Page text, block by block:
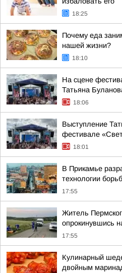
18:25
Почему еда
нашей жизни?
18:10
На сцене
Татьяна
18:06
Выступление
фестивале
18:01
В Прикамье
технологии
17:55
Житель
опрокинувшись
17:55
Кулинарный
двойным